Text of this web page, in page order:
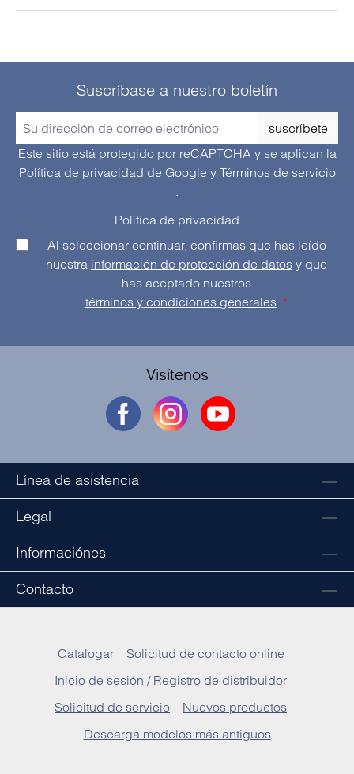
Suscríbase a nuestro boletín
suscríbete
Este sitio está protegido por reCAPTCHA y se aplican la
Política de privacidad de Google y Términos de servicio
.
Política de privacidad
Al seleccionar continuar, confirmas que has leído
nuestra información de protección de datos y que
términos y condiciones generales. *
Visítenos
Línea de asistencia
Legal
Informaciónes
Contacto
Catalogar
Solicitud de contacto online
Inicio de sesión / Registro de distribuidor
Solicitud de servicio
Nuevos productos
Descarga modelos más antiguos